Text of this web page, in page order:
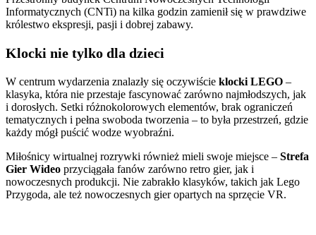
Informatycznych (CNTi) na kilka godzin zamienił się w prawdziwe
królestwo ekspresji, pasji i dobrej zabawy.
Klocki nie tylko dla dzieci
W centrum wydarzenia znalazły się oczywiście klocki LEGO –
klasyka, która nie przestaje fascynować zarówno najmłodszych, jak
i dorosłych. Setki różnokolorowych elementów, brak ograniczeń
tematycznych i pełna swoboda tworzenia – to była przestrzeń, gdzie
każdy mógł puścić wodze wyobraźni.
Miłośnicy wirtualnej rozrywki również mieli swoje miejsce – Strefa
Gier Wideo przyciągała fanów zarówno retro gier, jak i
nowoczesnych produkcji. Nie zabrakło klasyków, takich jak Lego
Przygoda, ale też nowoczesnych gier opartych na sprzęcie VR.